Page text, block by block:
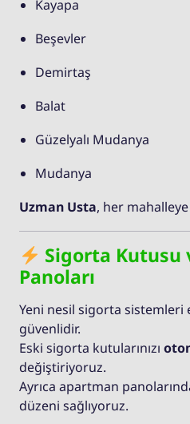
Kayapa
Beşevler
Demirtaş
Balat
Güzelyalı Mudanya
Mudanya
Uzman Usta, her
Sigorta Kutusu
Panoları
Yeni nesil sigorta sistemleri
güvenlidir.
Eski sigorta kutularınızı
değiştiriyoruz.
Ayrıca apartman
düzeni sağlıyoruz.